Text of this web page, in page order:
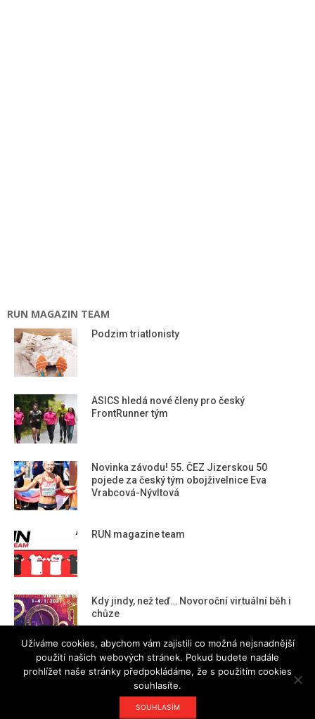
RUN MAGAZIN TEAM
Podzim triatlonisty
ASICS hledá nové členy pro český
FrontRunner tým
Novinka závodu! 55. ČEZ Jizerskou 50
pojede za český tým obojživelnice Eva
Vrabcová-Nývltová
RUN magazine team
Kdy jindy, než teď… Novoroční virtuální běh i
chůze
Magazine Hoot. Powered by
Užíváme cookies, abychom vám zajistili co možná nejsnadnější
použití našich webových stránek. Pokud budete nadále
prohlížet naše stránky předpokládáme, že s použitím cookies
souhlasíte.
SOUHLASÍM